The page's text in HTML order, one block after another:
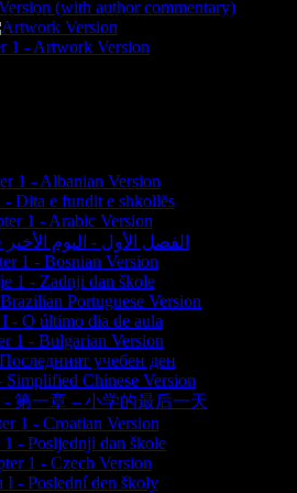
(with author commentary)
1 - Artwork Version
Dita e fundit e shkollës
الفصل الأول - اليوم
1 - Zadnji dan škole
- O último dia de aula
учебен ден
第一章 – 小学的最后一天
- Posljednji dan škole
I - Poslední den školy
- Wormworld® is a registered